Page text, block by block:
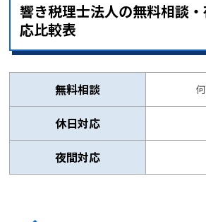
響き税理士法人の無料相談
応比較表
無料相談
休日対応
夜間対応